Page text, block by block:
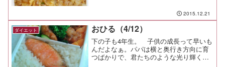
鮭の旨味の詰まった塩気とご飯の甘味を
堪能してもらおう。【新サンマ定食770円
＠志摩】ちょっとした交渉...
2015.12.21
ダイエット おひる（4/12）
下の子も4年生。 子供の成長って早いも
んだよなぁ。パパは横と奥行き方向に育
つばかりで、君たちのような光り輝く竜